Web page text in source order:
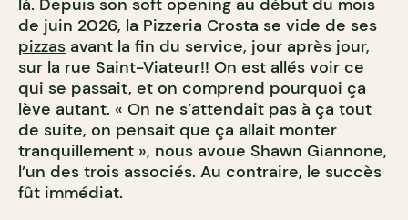
là. Depuis son soft opening au début du mois
de juin 2026, la Pizzeria Crosta se vide de ses
pizzas avant la fin du service, jour après jour,
sur la rue Saint-Viateur!! On est allés voir ce
qui se passait, et on comprend pourquoi ça
lève autant. « On ne s’attendait pas à ça tout
de suite, on pensait que ça allait monter
tranquillement », nous avoue Shawn Giannone,
l’un des trois associés. Au contraire, le succès
fût immédiat.